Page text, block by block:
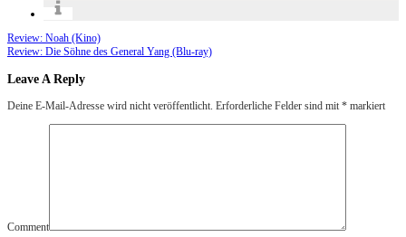
Review: Noah (Kino)
Review: Die Söhne des General Yang (Blu-ray)
Leave A Reply
Deine E-Mail-Adresse wird nicht veröffentlicht. Erforderliche Felder sind mit * markiert
Comment